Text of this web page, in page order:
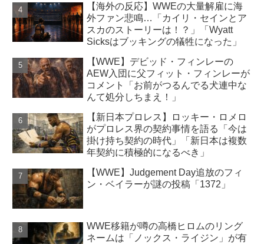
【海外の反応】WWEの大量解雇に海
外ファン悲鳴…「カイリ・セインとア
スカのストーリーは！？」「Wyatt
Sicksはブッキングの犠牲になった」
【WWE】デビッド・フィンレーの
AEW入団に父フィット・フィンレーが
コメント「お前がつるんでる犬連中な
んて処分しちまえ！」
【新日本プロレス】ロッキー・ロメロ
がプロレス界の契約事情を語る「今は
掛け持ち契約の時代」「新日本は複数
年契約に積極的になるべき」
【WWE】Judgement Day追放のフィ
ン・ベイラーが謎の投稿「1372」
WWE移籍が噂の高橋ヒロムのリング
ネームは「ノックス・ライジン」が有